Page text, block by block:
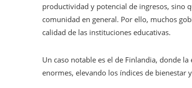
productividad y potencial de ingresos, sino
comunidad en general. Por ello, muchos
calidad de las instituciones educativas.
Un caso notable es el de Finlandia, donde
enormes, elevando los índices de bienestar